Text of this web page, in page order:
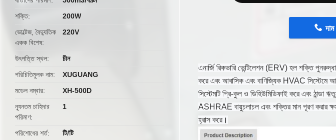
শক্তি
200W
ভোল্টেজ, বৈদ্যুতিক
একক বিশেষ
220V
উৎপত্তি স্থল
চীন
পরিচিতিমুলক নাম
XUGUANG
মডেল নম্বার
XH-500D
ন্যূনতম চাহিদার
পরিমাণ
1
পরিশোধের শর্ত টি/টি
এনার্জি রিকভারি ভেন্টিলেশন (ERV) হল শক্তি পুনরুদ্ধার
করে এবং আবাসিক এবং বাণিজ্যিক HVAC সিস্টেমে
সিস্টেমটি প্রি-কুল ও ডিহিউমিডিফাই করে এবং ঠান্ডা
ASHRAE বায়ুচলাচল এবং শক্তির মান পূরণ করার
হ্রাস করে।